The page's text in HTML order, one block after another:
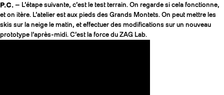
P.C. — L’étape suivante, c’est le test terrain. On regarde si cela fonctionne,
et on itère. L’atelier est aux pieds des Grands Montets. On peut mettre les
skis sur la neige le matin, et effectuer des modifications sur un nouveau
prototype l’après-midi. C’est la force du ZAG Lab.